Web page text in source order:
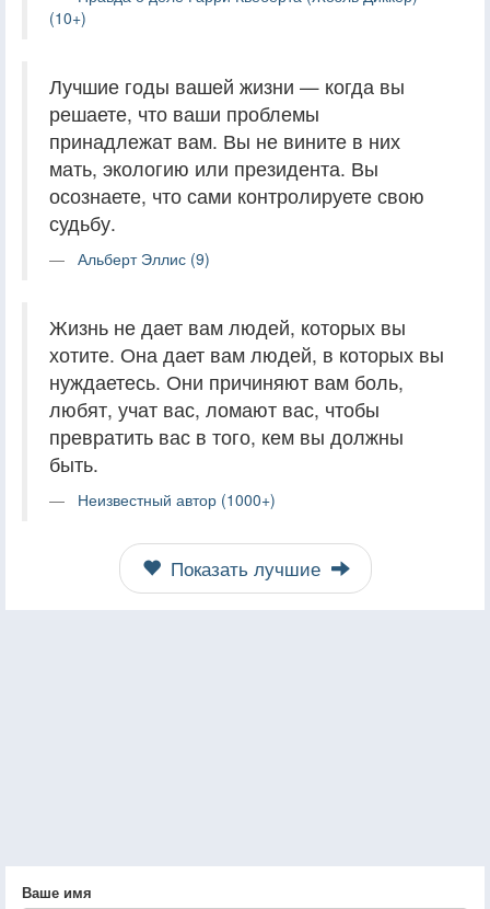
(10+)
Лучшие годы вашей жизни — когда вы
решаете, что ваши проблемы
принадлежат вам. Вы не вините в них
мать, экологию или президента. Вы
осознаете, что сами контролируете свою
судьбу.
Альберт Эллис (9)
Жизнь не дает вам людей, которых вы
хотите. Она дает вам людей, в которых вы
нуждаетесь. Они причиняют вам боль,
любят, учат вас, ломают вас, чтобы
превратить вас в того, кем вы должны
быть.
Неизвестный автор (1000+)
Показать лучшие
Ваше имя